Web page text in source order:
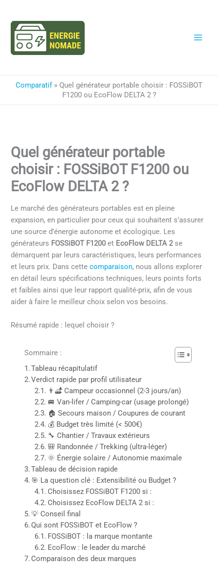
contenu
Comparatif» Quel générateur portable choisir : FOSSiBOT
F1200 ou EcoFlow DELTA 2 ?
Quel générateur portable
choisir : FOSSiBOT F1200 ou
EcoFlow DELTA 2 ?
Le marché des générateurs portables est en pleine
expansion, en particulier pour ceux qui souhaitent s’assurer
une source d’énergie autonome et écologique. Les
générateurs FOSSiBOT F1200 et EcoFlow DELTA 2se
démarquent par leurs caractéristiques, leurs performances
et leurs prix. Dans cettecomparaison, nous allons explorer
en détail leurs spécifications techniques, leurs points forts
et faibles ainsi que leur rapport qualité-prix, afin de vous
aider à faire le meilleur choix selon vos besoins.
Résumé rapide : lequel choisir ?
Sommaire :
Tableau récapitulatif
Verdict rapide par profil utilisateur
👨‍🏕️ Campeur occasionnel (2-3 jours/an)
🚐 Van-lifer / Camping-car (usage prolongé)
🏠 Secours maison / Coupures de courant
💰 Budget très limité (< 500€)
🔧 Chantier / Travaux extérieurs
🎒 Randonnée / Trekking (ultra-léger)
🌞 Énergie solaire / Autonomie maximale
Tableau de décision rapide
🎯 La question clé : Extensibilité ou Budget ?
Choisissez FOSSiBOT F1200 si :
Choisissez EcoFlow DELTA 2 si :
💡 Conseil final
Qui sont FOSSiBOT et EcoFlow ?
FOSSiBOT : la marque montante
EcoFlow : le leader du marché
Comparaison des deux marques